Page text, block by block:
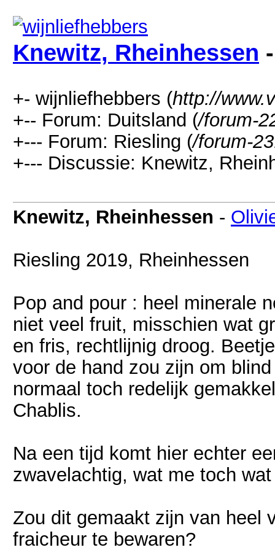
Knewitz, Rheinhessen
+- wijnliefhebbers (http://
+-- Forum: Duitsland (/forum-
+--- Forum: Riesling (/forum-
+--- Discussie: Knewitz,
Knewitz, Rheinhessen -
Riesling 2019, Rheinhessen
Pop and pour : heel minerale
niet veel fruit, misschien wat
en fris, rechtlijnig droog.
voor de hand zou zijn om
normaal toch redelijk
Chablis.
Na een tijd komt hier echter
zwavelachtig, wat me toch
Zou dit gemaakt zijn van heel
fraicheur te bewaren?